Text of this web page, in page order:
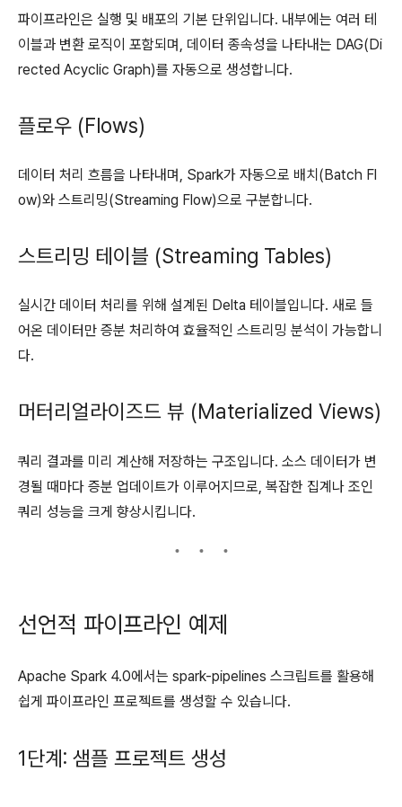
파이프라인은 실행 및 배포의 기본 단위입니다. 내부에는 여러 테
이블과 변환 로직이 포함되며, 데이터 종속성을 나타내는 DAG(Di
rected Acyclic Graph)를 자동으로 생성합니다.
플로우 (Flows)
데이터 처리 흐름을 나타내며, Spark가 자동으로 배치(Batch Fl
ow)와 스트리밍(Streaming Flow)으로 구분합니다.
스트리밍 테이블 (Streaming Tables)
실시간 데이터 처리를 위해 설계된 Delta 테이블입니다. 새로 들
어온 데이터만 증분 처리하여 효율적인 스트리밍 분석이 가능합니
다.
머터리얼라이즈드 뷰 (Materialized Views)
쿼리 결과를 미리 계산해 저장하는 구조입니다. 소스 데이터가 변
경될 때마다 증분 업데이트가 이루어지므로, 복잡한 집계나 조인
쿼리 성능을 크게 향상시킵니다.
선언적 파이프라인 예제
Apache Spark 4.0에서는 spark-pipelines 스크립트를 활용해
쉽게 파이프라인 프로젝트를 생성할 수 있습니다.
1단계: 샘플 프로젝트 생성